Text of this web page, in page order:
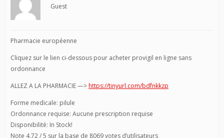
Guest
Pharmacie européenne
Cliquez sur le lien ci-dessous pour acheter provigil en ligne sans
ordonnance
ALLEZ A LA PHARMACIE —>https://tinyurl.com/bdfnkkzp
Forme medicale: pilule
Ordonnance requise: Aucune prescription requise
Disponibilité: In Stock!
Note 4,72 / 5 sur la base de 8069 votes d’utilisateurs